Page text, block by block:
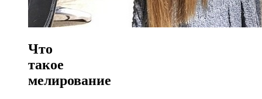
Что
такое
мелирование